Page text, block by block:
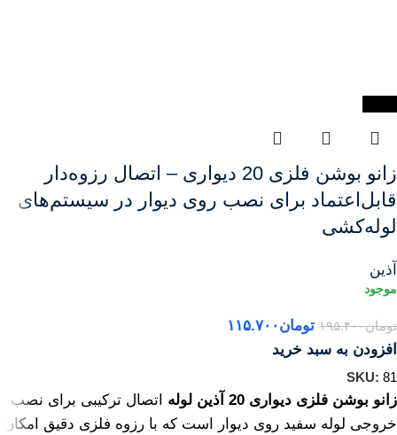
زانو بوشن فلزی 20 دیواری – اتصال رزوه‌دار
قابل‌اعتماد برای نصب روی دیوار در سیستم‌های
لوله‌کشی
آذین
تومان۱۹۵.۴۰۰ تومان۱۱۵.۷۰۰
افزودن به سبد خرید
SKU: 81
زانو بوشن فلزی دیواری 20 آذین لوله
اتصال ترکیبی برای نصب
خروجی لوله سفید روی دیوار است که با رزوه فلزی دقیق امکان